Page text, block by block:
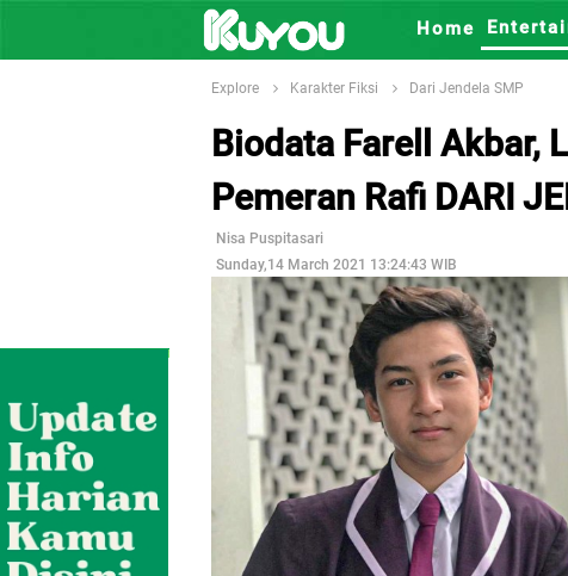
Home
Explore Karakter Fiksi Dari Jendela SMP
Biodata Farell Akbar,
Pemeran Rafi DARI
Nisa Puspitasari
Sunday,14 March 2021 13:24:43 WIB